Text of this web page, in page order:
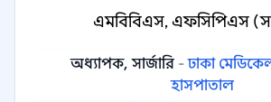
এমবিবিএস, এফসিপিএস
অধ্যাপক, সার্জারি -ঢাকা
হাসপাতাল